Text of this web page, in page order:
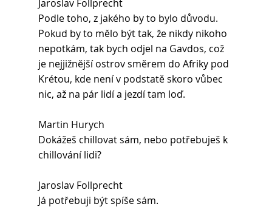
Jaroslav Follprecht
Podle toho, z jakého by to bylo důvodu.
Pokud by to mělo být tak, že nikdy nikoho
nepotkám, tak bych odjel na Gavdos, což
je nejjižnější ostrov směrem do Afriky pod
Krétou, kde není v podstatě skoro vůbec
nic, až na pár lidí a jezdí tam loď.
Martin Hurych
Dokážeš chillovat sám, nebo potřebuješ k
chillování lidi?
Jaroslav Follprecht
Já potřebuji být spíše sám.